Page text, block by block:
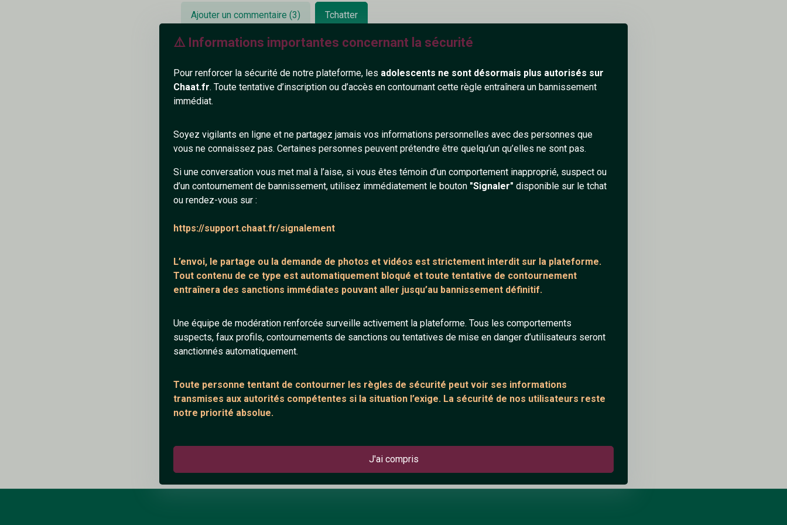
⚠️ Informations importantes concernant la sécurité
Pour renforcer la sécurité de notre plateforme, les adolescents ne sont désormais plus autorisés sur
Chaat.fr. Toute tentative d’inscription ou d’accès en contournant cette règle entraînera un bannissement
immédiat.
Soyez vigilants en ligne et ne partagez jamais vos informations personnelles avec des personnes que
vous ne connaissez pas. Certaines personnes peuvent prétendre être quelqu’un qu’elles ne sont pas.
Si une conversation vous met mal à l’aise, si vous êtes témoin d’un comportement inapproprié, suspect ou
d’un contournement de bannissement, utilisez immédiatement le bouton "Signaler" disponible sur le tchat
ou rendez-vous sur :
https://support.chaat.fr/signalement
L’envoi, le partage ou la demande de photos et vidéos est strictement interdit sur la plateforme.
Tout contenu de ce type est automatiquement bloqué et toute tentative de contournement
entraînera des sanctions immédiates pouvant aller jusqu’au bannissement définitif.
Une équipe de modération renforcée surveille activement la plateforme. Tous les comportements
suspects, faux profils, contournements de sanctions ou tentatives de mise en danger d’utilisateurs seront
sanctionnés automatiquement.
Toute personne tentant de contourner les règles de sécurité peut voir ses informations
transmises aux autorités compétentes si la situation l’exige. La sécurité de nos utilisateurs reste
notre priorité absolue.
J'ai compris
Ajouter un commentaire (3) Tchatter
myst 10/2/2025
femme
6
Répondre
1 0
myst
femme mariée